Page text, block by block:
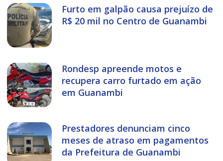
Furto em galpão causa prejuízo de
R$ 20 mil no Centro de Guanambi
Rondesp apreende motos e
recupera carro furtado em ação
em Guanambi
Prestadores denunciam cinco
meses de atraso em pagamentos
da Prefeitura de Guanambi